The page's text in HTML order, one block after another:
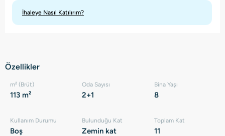
İhaleye Nasıl Katılırım?
Özellikler
m² (Brüt)
113 m²
Oda Sayısı
2+1
Bina Yaşı
8
Kullanım Durumu
Boş
Bulunduğu Kat
Zemin kat
Toplam Kat
11